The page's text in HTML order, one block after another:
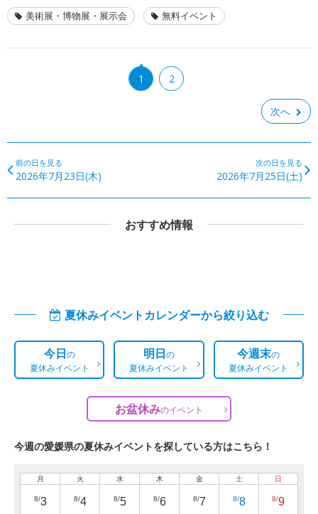
美術展・博物展・展示会 無料イベント
1 2
次へ
前の日を見る
2026年7月23日(木)
次の日を見る
2026年7月25日(土)
おすすめ情報
夏休みイベントカレンダーから絞り込む
今日の
夏休みイベント
明日の
夏休みイベント
今週末の
夏休みイベント
お盆休みのイベント
今週の愛媛県の夏休みイベントを探している方はこちら！
月
8/3
火
8/4
水
8/5
木
8/6
金
8/7
土
8/8
日
8/9